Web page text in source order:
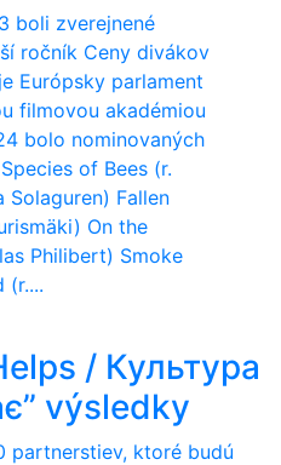
boli zverejnené
ročník Ceny divákov
Európsky parlament
filmovou akadémiou
bolo nominovaných
of Bees (r.
Solaguren) Fallen
On the
Philibert) Smoke
(r....
/ Культура
výsledky
partnerstiev, ktoré budú